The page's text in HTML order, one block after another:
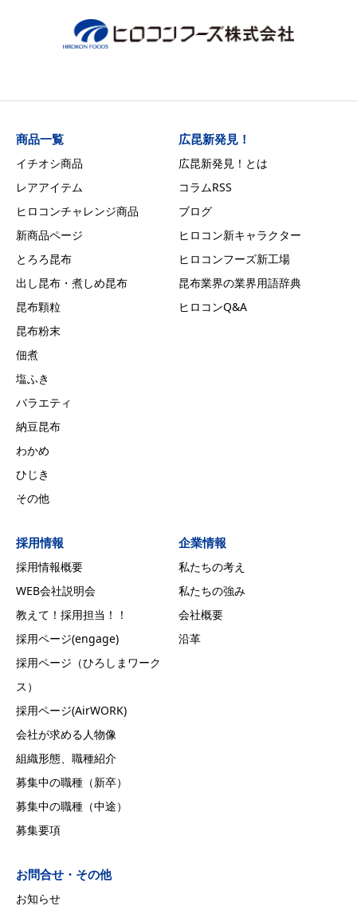
商品一覧
イチオシ商品
レアアイテム
ヒロコンチャレンジ商品
新商品ページ
とろろ昆布
出し昆布・煮しめ昆布
昆布顆粒
昆布粉末
佃煮
塩ふき
バラエティ
納豆昆布
わかめ
ひじき
その他
広昆新発見！
広昆新発見！とは
コラムRSS
ブログ
ヒロコン新キャラクター
ヒロコンフーズ新工場
昆布業界の業界用語辞典
ヒロコンQ&A
採用情報
採用情報概要
WEB会社説明会
教えて！採用担当！！
採用ページ(engage)
採用ページ（ひろしまワーク
ス）
採用ページ(AirWORK)
会社が求める人物像
組織形態、職種紹介
募集中の職種（新卒）
募集中の職種（中途）
募集要項
企業情報
私たちの考え
私たちの強み
会社概要
沿革
お問合せ・その他
お知らせ